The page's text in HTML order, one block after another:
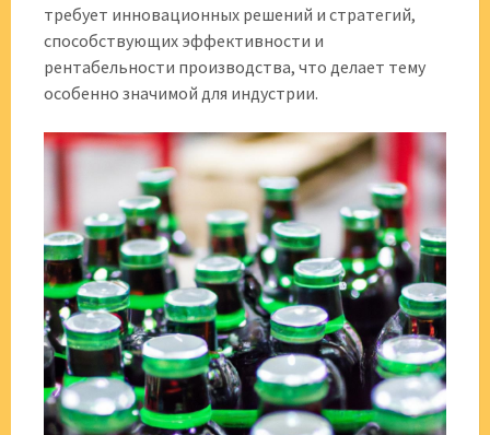
требует инновационных решений и стратегий,
способствующих эффективности и
рентабельности производства, что делает тему
особенно значимой для индустрии.